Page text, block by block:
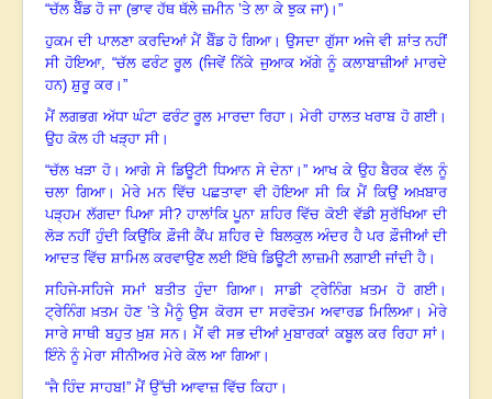
“ਚੱਲ ਬੈੰਡ ਹੋ ਜਾ (ਭਾਵ ਹੱਥ ਥੱਲੇ ਜ਼ਮੀਨ ’ਤੇ ਲਾ ਕੇ ਝੁਕ ਜਾ) । ”
ਹੁਕਮ ਦੀ ਪਾਲਣਾ ਕਰਦਿਆਂ ਮੈਂ ਬੈੰਡ ਹੋ ਗਿਆ।ਉਸਦਾ ਗੁੱਸਾ ਅਜੇ ਵੀ ਸ਼ਾਂਤ ਨਹੀਂ
ਸੀ ਹੋਇਆ, “ਚੱਲ ਫਰੰਟ ਰੂਲ (ਜਿਵੇਂ ਨਿੱਕੇ ਜੁਆਕ ਅੱਗੇ ਨੂੰ ਕਲਾਬਾਜ਼ੀਆਂ ਮਾਰਦੇ
ਹਨ) ਸ਼ੁਰੂ ਕਰ। ”
ਮੈਂ ਲਗਭਗ ਅੱਧਾ ਘੰਟਾ ਫਰੰਟ ਰੂਲ ਮਾਰਦਾ ਰਿਹਾ।ਮੇਰੀ ਹਾਲਤ ਖਰਾਬ ਹੋ ਗਈ।
ਉੁਹ ਕੋਲ ਹੀ ਖੜ੍ਹਾ ਸੀ।
“ਚੱਲ ਖੜਾ ਹੋ।ਆਗੇ ਸੇ ਡਿਊਟੀ ਧਿਆਨ ਸੇ ਦੇਨਾ ।” ਆਖ ਕੇ ਉਹ ਬੈਰਕ ਵੱਲ ਨੂੰ
ਚਲਾ ਗਿਆ। ਮੇਰੇ ਮਨ ਵਿੱਚ ਪਛਤਾਵਾ ਵੀ ਹੋਇਆ ਸੀ ਕਿ ਮੈਂ ਕਿਉਂ ਅਖ਼ਬਾਰ
ਪੜ੍ਹਮ ਲੱਗਦਾ ਪਿਆ ਸੀ? ਹਾਲਾਂਕਿ ਪੂਨਾ ਸ਼ਹਿਰ ਵਿੱਚ ਕੋਈ ਵੱਡੀ ਸੁਰੱਖਿਆ ਦੀ
ਲੋੜ ਨਹੀਂ ਹੁੰਦੀ ਕਿਉਂਕਿ ਫ਼ੌਜੀ ਕੈਂਪ ਸ਼ਹਿਰ ਦੇ ਬਿਲਕੁਲ ਅੰਦਰ ਹੈ ਪਰ ਫ਼ੌਜੀਆਂ ਦੀ
ਆਦਤ ਵਿੱਚ ਸ਼ਾਮਿਲ ਕਰਵਾਉਣ ਲਈ ਇੱਥੇ ਡਿਊਟੀ ਲਾਜ਼ਮੀ ਲਗਾਈ ਜਾਂਦੀ ਹੈ ।
ਸਹਿਜੇ-ਸਹਿਜੇ ਸਮਾਂ ਬਤੀਤ ਹੁੰਦਾ ਗਿਆ। ਸਾਡੀ ਟ੍ਰੇਨਿੰਗ ਖ਼ਤਮ ਹੋ ਗਈ।
ਟ੍ਰੇਨਿੰਗ ਖ਼ਤਮ ਹੋਣ ’ਤੇ ਮੈਨੂੰ ਉਸ ਕੋਰਸ ਦਾ ਸਰਵੋਤਮ ਅਵਾਰਡ ਮਿਲਿਆ।ਮੇਰੇ
ਸਾਰੇ ਸਾਥੀ ਬਹੁਤ ਖ਼ੁਸ਼ ਸਨ। ਮੈਂ ਵੀ ਸਭ ਦੀਆਂ ਮੁਬਾਰਕਾਂ ਕਬੂਲ ਕਰ ਰਿਹਾ ਸਾਂ ।
ਇੰਨੇ ਨੂੰ ਮੇਰਾ ਸੀਨੀਅਰ ਮੇਰੇ ਕੋਲ ਆ ਗਿਆ।
“ਜੈ ਹਿੰਦ ਸਾਹਬ!” ਮੈਂ ਉੱਚੀ ਆਵਾਜ਼ ਵਿੱਚ ਕਿਹਾ ।